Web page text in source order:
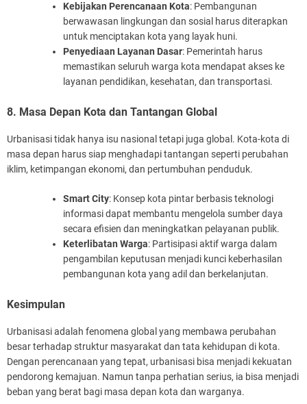
Kebijakan Perencanaan Kota: Pembangunan
berwawasan lingkungan dan sosial harus diterapkan
untuk menciptakan kota yang layak huni.
Penyediaan Layanan Dasar: Pemerintah harus
memastikan seluruh warga kota mendapat akses ke
layanan pendidikan, kesehatan, dan transportasi.
8. Masa Depan Kota dan Tantangan Global
Urbanisasi tidak hanya isu nasional tetapi juga global. Kota-kota di
masa depan harus siap menghadapi tantangan seperti perubahan
iklim, ketimpangan ekonomi, dan pertumbuhan penduduk.
Smart City: Konsep kota pintar berbasis teknologi
informasi dapat membantu mengelola sumber daya
secara efisien dan meningkatkan pelayanan publik.
Keterlibatan Warga: Partisipasi aktif warga dalam
pengambilan keputusan menjadi kunci keberhasilan
pembangunan kota yang adil dan berkelanjutan.
Kesimpulan
Urbanisasi adalah fenomena global yang membawa perubahan
besar terhadap struktur masyarakat dan tata kehidupan di kota.
Dengan perencanaan yang tepat, urbanisasi bisa menjadi kekuatan
pendorong kemajuan. Namun tanpa perhatian serius, ia bisa menjadi
beban yang berat bagi masa depan kota dan warganya.